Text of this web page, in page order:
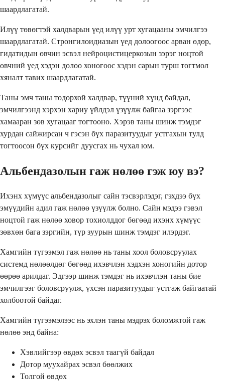
шаардлагатай.
Илүү төвөгтэй халдварын үед илүү урт хугацааны эмчилгээ
шаардлагатай. Стронгилоидиазын үед долоогоос арван өдөр,
гидатидын өвчин эсвэл нейроцистицеркозын зэрэг ноцтой
өвчний үед хэдэн долоо хоногоос хэдэн сарын турш тогтмол
хяналт тавих шаардлагатай.
Таны эмч таны тодорхой халдвар, түүний хүнд байдал,
эмчилгээнд хэрхэн хариу үйлдэл үзүүлж байгаа зэргээс
хамааран зөв хугацааг тогтооно. Хэрэв таны шинж тэмдэг
хурдан сайжирсан ч гэсэн бүх паразитуудыг устгахын тулд
тогтоосон бүх курсийг дуусгах нь чухал юм.
Альбендазолын гаж нөлөө гэж юу вэ?
Ихэнх хүмүүс альбендазолыг сайн тэсвэрлэдэг, гэхдээ бүх
эмүүдийн адил гаж нөлөө үзүүлж болно. Сайн мэдээ гэвэл
ноцтой гаж нөлөө ховор тохиолддог бөгөөд ихэнх хүмүүс
зөвхөн бага зэргийн, түр зуурын шинж тэмдэг илэрдэг.
Хамгийн түгээмэл гаж нөлөө нь таны хоол боловсруулах
системд нөлөөлдөг бөгөөд ихэвчлэн хэдхэн хоногийн дотор
өөрөө арилдаг. Эдгээр шинж тэмдэг нь ихэвчлэн таны бие
эмчилгээг боловсруулж, үхсэн паразитуудыг устгаж байгаатай
холбоотой байдаг.
Хамгийн түгээмэлээс нь эхлэн таны мэдрэх боломжтой гаж
нөлөө энд байна:
Хэвлийгээр өвдөх эсвэл таагүй байдал
Дотор муухайрах эсвэл бөөлжих
Толгой өвдөх